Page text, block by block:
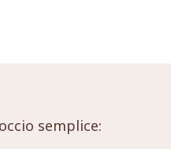
semplice: